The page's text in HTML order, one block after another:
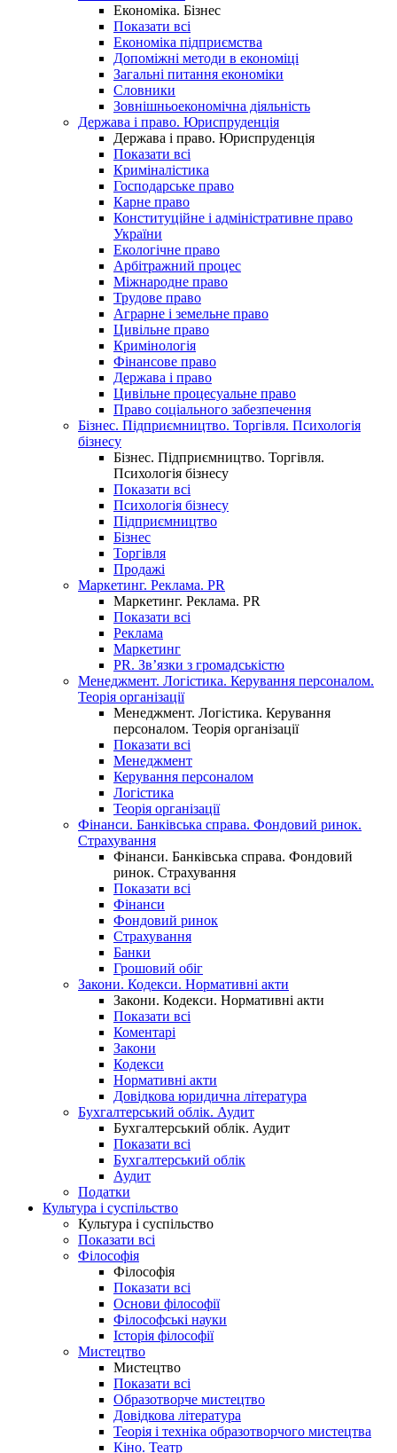
Економіка. Бізнес
Показати всі
Економіка підприємства
Допоміжні методи в економіці
Загальні питання економіки
Словники
Зовнішньоекономічна діяльність
Держава і право. Юриспруденція
Держава і право. Юриспруденція
Показати всі
Криміналістика
Господарське право
Карне право
Конституційне і адміністративне право
України
Екологічне право
Арбітражний процес
Міжнародне право
Трудове право
Аграрне і земельне право
Цивільне право
Кримінологія
Фінансове право
Держава і право
Цивільне процесуальне право
Право соціального забезпечення
Бізнес. Підприємництво. Торгівля. Психологія
бізнесу
Бізнес. Підприємництво. Торгівля.
Психологія бізнесу
Показати всі
Психологія бізнесу
Підприємництво
Бізнес
Торгівля
Продажі
Маркетинг. Реклама. PR
Маркетинг. Реклама. PR
Показати всі
Реклама
Маркетинг
PR. Зв’язки з громадськістю
Менеджмент. Логістика. Керування персоналом.
Теорія організації
Менеджмент. Логістика. Керування
персоналом. Теорія організації
Показати всі
Менеджмент
Керування персоналом
Логістика
Теорія організації
Фінанси. Банківська справа. Фондовий ринок.
Страхування
Фінанси. Банківська справа. Фондовий
ринок. Страхування
Показати всі
Фінанси
Фондовий ринок
Страхування
Банки
Грошовий обіг
Закони. Кодекси. Нормативні акти
Закони. Кодекси. Нормативні акти
Показати всі
Коментарі
Закони
Кодекси
Нормативні акти
Довідкова юридична література
Бухгалтерський облік. Аудит
Бухгалтерський облік. Аудит
Показати всі
Бухгалтерський облік
Аудит
Податки
Культура і суспільство
Культура і суспільство
Показати всі
Філософія
Філософія
Показати всі
Основи філософії
Філософські науки
Історія філософії
Мистецтво
Мистецтво
Показати всі
Образотворче мистецтво
Довідкова література
Теорія і техніка образотворчого мистецтва
Кіно. Театр